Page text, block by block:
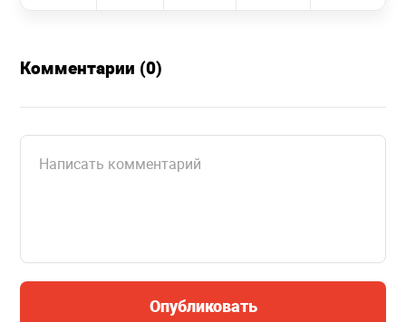
Комментарии (0)
Опубликовать